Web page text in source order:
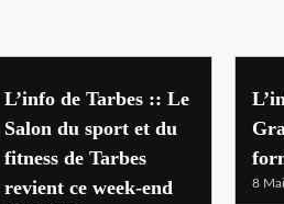
pyrenees sport
L’info de Tarbes :: Le
Salon du sport et du
fitness de Tarbes
revient ce week-end
8